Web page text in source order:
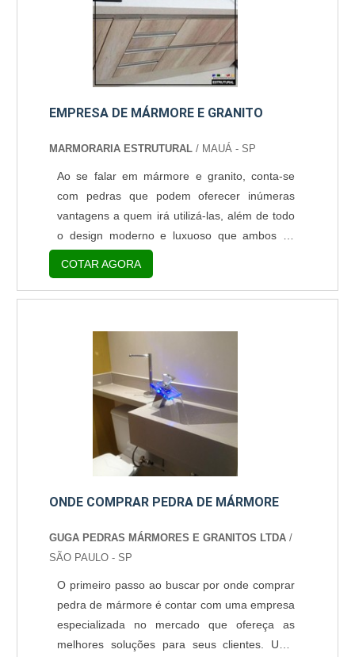
EMPRESA DE MÁRMORE E GRANITO
MARMORARIA ESTRUTURAL / MAUÁ - SP
Ao se falar em mármore e granito, conta-se
com pedras que podem oferecer inúmeras
vantagens a quem irá utilizá-las, além de todo
o design moderno e luxuoso que ambos os
materiais poderão apresentar no local. Para
encontrar bons materiais, primeiramente, é
necessário encontrar uma empresa de
serviços e produtos de acordo com as normas
e especificações que o mercado exige. Isso
será fundamental para enco....
COTAR AGORA
ONDE COMPRAR PEDRA DE MÁRMORE
GUGA PEDRAS MÁRMORES E GRANITOS LTDA /
SÃO PAULO - SP
O primeiro passo ao buscar por onde comprar
pedra de mármore é contar com uma empresa
especializada no mercado que ofereça as
melhores soluções para seus clientes. Uma